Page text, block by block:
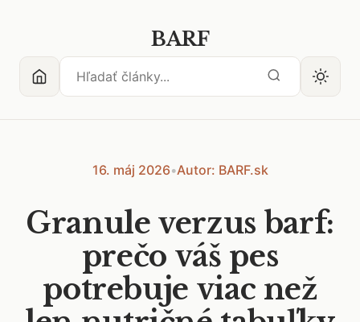
BARF
16. máj 2026•Autor: BARF.sk
Granule verzus barf:
prečo váš pes
potrebuje viac než